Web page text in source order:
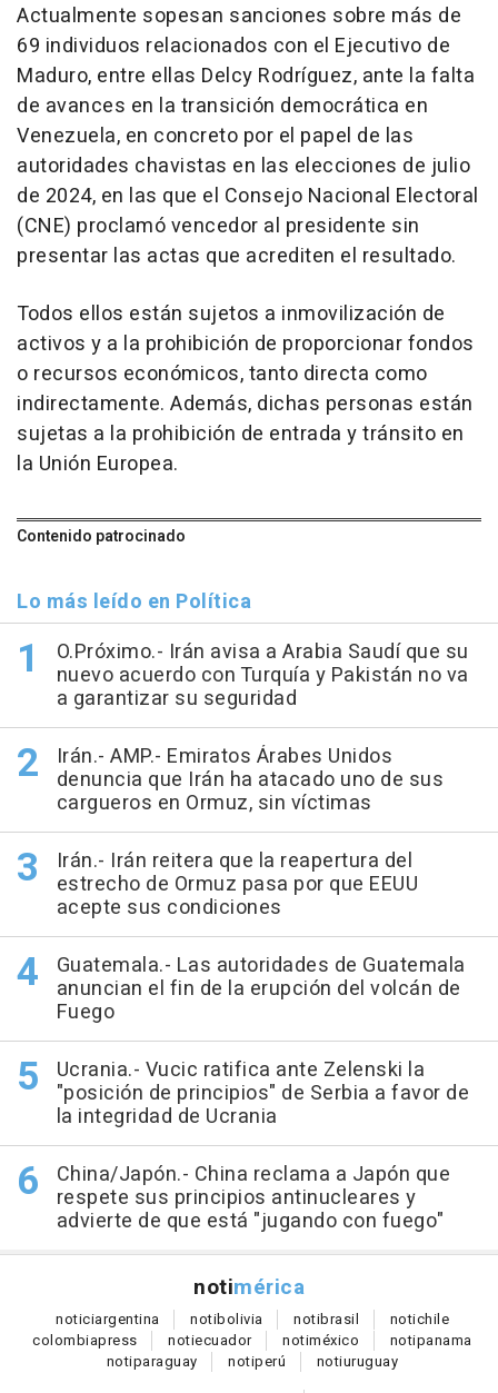
Actualmente sopesan sanciones sobre más de
69 individuos relacionados con el Ejecutivo de
Maduro, entre ellas Delcy Rodríguez, ante la falta
de avances en la transición democrática en
Venezuela, en concreto por el papel de las
autoridades chavistas en las elecciones de julio
de 2024, en las que el Consejo Nacional Electoral
(CNE) proclamó vencedor al presidente sin
presentar las actas que acrediten el resultado.
Todos ellos están sujetos a inmovilización de
activos y a la prohibición de proporcionar fondos
o recursos económicos, tanto directa como
indirectamente. Además, dichas personas están
sujetas a la prohibición de entrada y tránsito en
la Unión Europea.
Contenido patrocinado
Lo más leído en Política
O.Próximo.- Irán avisa a Arabia Saudí que su
nuevo acuerdo con Turquía y Pakistán no va
a garantizar su seguridad
Irán.- AMP.- Emiratos Árabes Unidos
denuncia que Irán ha atacado uno de sus
cargueros en Ormuz, sin víctimas
Irán.- Irán reitera que la reapertura del
estrecho de Ormuz pasa por que EEUU
acepte sus condiciones
Guatemala.- Las autoridades de Guatemala
anuncian el fin de la erupción del volcán de
Fuego
Ucrania.- Vucic ratifica ante Zelenski la
"posición de principios" de Serbia a favor de
la integridad de Ucrania
China/Japón.- China reclama a Japón que
respete sus principios antinucleares y
advierte de que está "jugando con fuego"
notimérica
noticiargentina notibolivia notibrasil notichile
colombiapress notiecuador notiméxico notipanama
notiparaguay notiperú notiuruguay